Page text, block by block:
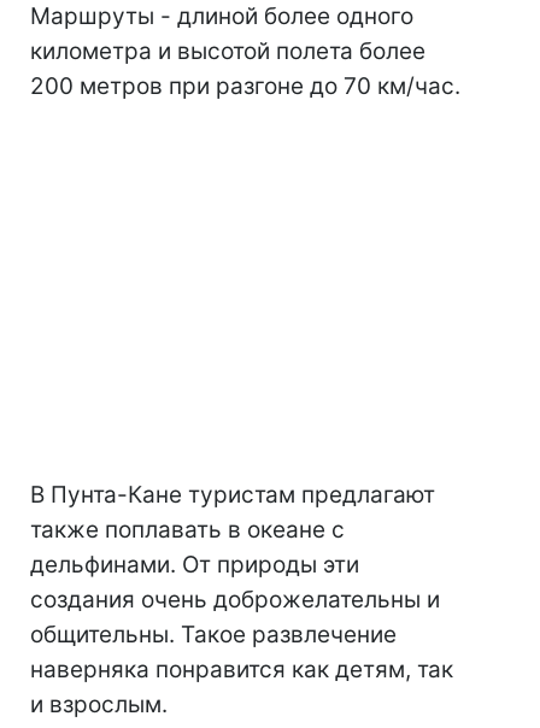
Маршруты - длиной более одного
километра и высотой полета более
200 метров при разгоне до 70 км/час.
В Пунта-Кане туристам предлагают
также поплавать в океане с
дельфинами. От природы эти
создания очень доброжелательны и
общительны. Такое развлечение
наверняка понравится как детям, так
и взрослым.